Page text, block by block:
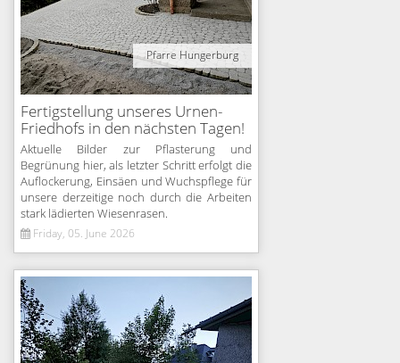
Pfarre Hungerburg
Fertigstellung unseres Urnen-
Friedhofs in den nächsten Tagen!
Aktuelle Bilder zur Pflasterung und
Begrünung hier, als letzter Schritt erfolgt die
Auflockerung, Einsäen und Wuchspflege für
unsere derzeitige noch durch die Arbeiten
stark lädierten Wiesenrasen.
Friday, 05. June 2026